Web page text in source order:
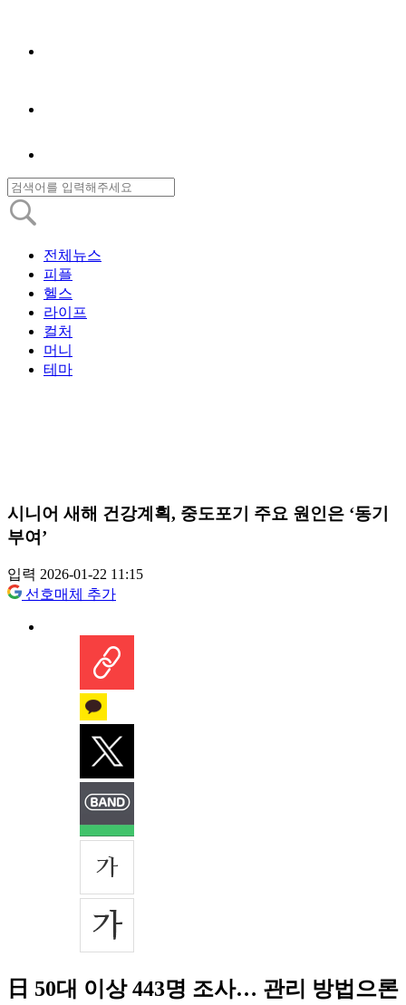
전체뉴스
피플
헬스
라이프
컬처
머니
테마
시니어 새해 건강계획, 중도포기 주요 원인은 ‘동기
부여’
입력 2026-01-22 11:15
선호매체 추가
日 50대 이상 443명 조사… 관리 방법으론